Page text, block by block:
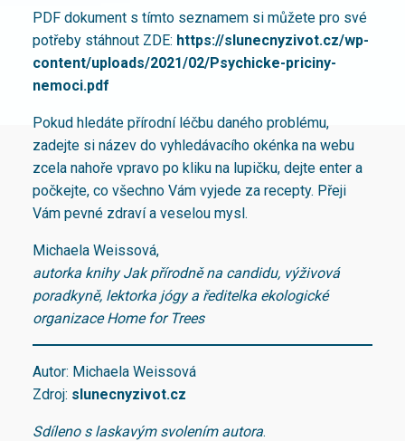
PDF dokument s tímto seznamem si můžete pro své
potřeby stáhnout ZDE: https://slunecnyzivot.cz/wp-
content/uploads/2021/02/Psychicke-priciny-
nemoci.pdf
Pokud hledáte přírodní léčbu daného problému,
zadejte si název do vyhledávacího okénka na webu
zcela nahoře vpravo po kliku na lupičku, dejte enter a
počkejte, co všechno Vám vyjede za recepty. Přeji
Vám pevné zdraví a veselou mysl.
Michaela Weissová,
autorka knihy Jak přírodně na candidu, výživová
poradkyně, lektorka jógy a ředitelka ekologické
organizace Home for Trees
Autor: Michaela Weissová
Zdroj: slunecnyzivot.cz
Sdíleno s laskavým svolením autora.